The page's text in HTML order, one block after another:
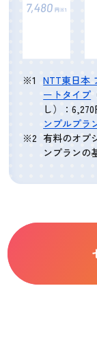
NTT東日本
ートタイプ
し）：
ンプルプラ
有料のオプ
ンプランの